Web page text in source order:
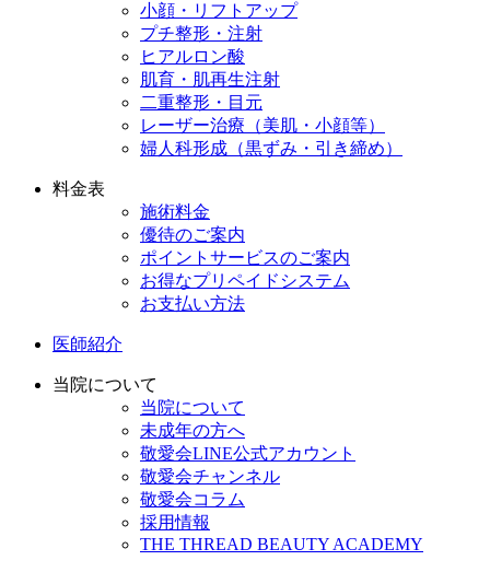
小顔・リフトアップ
プチ整形・注射
ヒアルロン酸
肌育・肌再生注射
二重整形・目元
レーザー治療（美肌・小顔等）
婦人科形成（黒ずみ・引き締め）
料金表
施術料金
優待のご案内
ポイントサービスのご案内
お得なプリペイドシステム
お支払い方法
医師紹介
当院について
当院について
未成年の方へ
敬愛会LINE公式アカウント
敬愛会チャンネル
敬愛会コラム
採用情報
THE THREAD BEAUTY ACADEMY